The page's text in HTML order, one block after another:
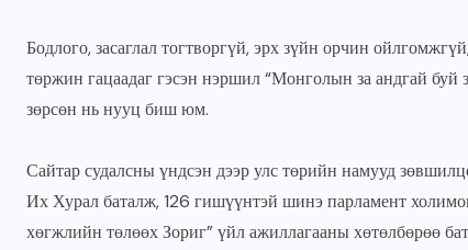
Бодлого, засаглал тогтворгүй, эрх зүйн орчин
төржин гацаадаг гэсэн нэршил “Монголын за андгай буй
зөрсөн нь нууц биш юм.
Сайтар судалсны үндсэн дээр улс төрийн намууд
Их Хурал баталж, 126 гишүүнтэй шинэ парламент
хөгжлийн төлөөх Зориг” үйл ажиллагааны хөтөлбөрөө